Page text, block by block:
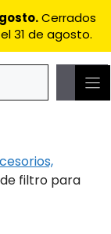
Cerrados
31 de agosto.
filtro para